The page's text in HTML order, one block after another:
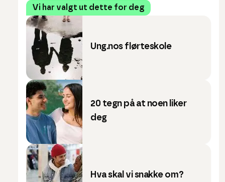
Vi har valgt ut dette for deg
Ung.nos flørteskole
20 tegn på at noen liker
deg
Hva skal vi snakke om?